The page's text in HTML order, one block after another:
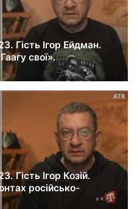
Гість Ігор Ейдман.
свої».
Гість Ігор Козій.
російсько-